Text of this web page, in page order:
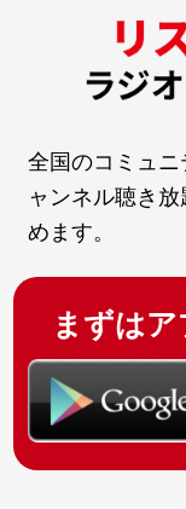
全国のコミュ
ャンネル聴き
めます。
まずは